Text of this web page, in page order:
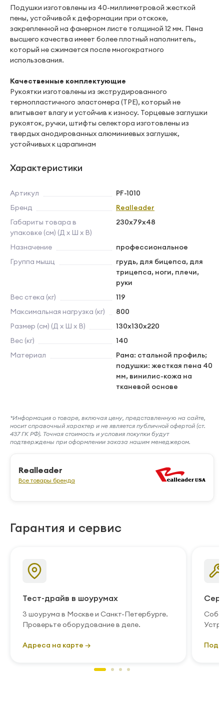
Подушки изготовлены из 40-миллиметровой жесткой
пены, устойчивой к деформации при отскоке,
закрепленной на фанерном листе толщиной 12 мм. Пена
высшего качества имеет более плотный наполнитель,
который не сжимается после многократного
использования.
Качественные комплектующие
Рукоятки изготовлены из экструдированного
термопластичного эластомера (TPE), который не
впитывает влагу и устойчив к износу. Торцевые заглушки
рукояток, ручки, штифты селектора изготовлены из
твердых анодированных алюминиевых заглушек,
устойчивых к царапинам
Характеристики
Артикул
PF-1010
Бренд
Realleader
Габариты товара в
упаковке (см) (Д х Ш х В)
230х79х48
Назначение
профессиональное
Группа мышц
грудь, для бицепса, для
трицепса, ноги, плечи,
руки
Вес стека (кг)
119
Максимальная нагрузка (кг)
800
Размер (см) (Д х Ш х В)
130х130х220
Вес (кг)
140
Материал
Рама: стальной профиль;
подушки: жесткая пена 40
мм, винилис-кожа на
тканевой основе
*Информация о товаре, включая цену, представленную на сайте,
носит справочный характер и не является публичной офертой (ст.
437 ГК РФ). Точная стоимость и условия покупки будут
подтверждены при оформлении заказа нашим менеджером.
Realleader
Все товары бренда
Гарантия и сервис
Тест-драйв в шоурумах
3 шоурума в Москве и Санкт-Петербурге.
Проверьте оборудование в деле.
Адреса на карте →